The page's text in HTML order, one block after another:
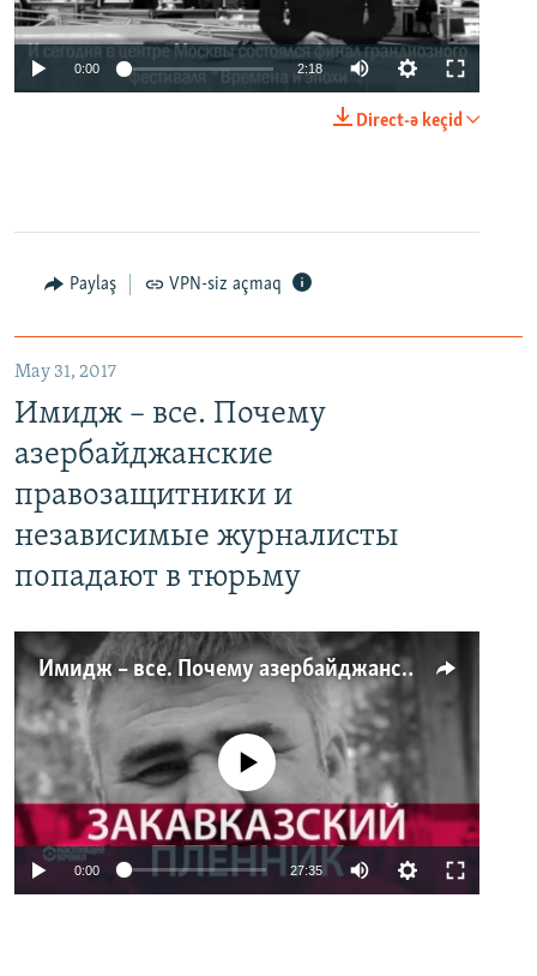
0:00 2:18
Direct-ə keçid
Paylaş VPN-siz açmaq
May 31, 2017
Имидж – все. Почему
азербайджанские
правозащитники и
независимые журналисты
попадают в тюрьму
Имидж – все. Почему азербайджанские правозащитники и независимые журналисты попадают в тюрьму
No media source currently available
0:00 27:35